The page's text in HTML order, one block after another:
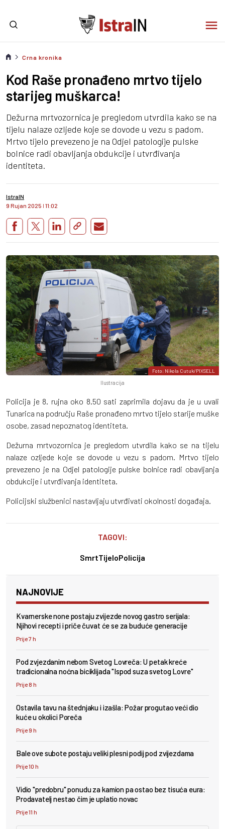
Crna kronika
Kod Raše pronađeno mrtvo tijelo
starijeg muškarca!
Dežurna mrtvozornica je pregledom utvrdila kako se na
tijelu nalaze ozljede koje se dovode u vezu s padom.
Mrtvo tijelo prevezeno je na Odjel patologije pulske
bolnice radi obavljanja obdukcije i utvrđivanja
identiteta.
IstraIN
9 Rujan 2025 I 11:02
Foto: Nikola Cutuk/PIXSELL
Ilustracija
Policija je 8. rujna oko 8.50 sati zaprimila dojavu da je u uvali
Tunarica na području Raše pronađeno mrtvo tijelo starije muške
osobe, zasad nepoznatog identiteta.
Dežurna mrtvozornica je pregledom utvrdila kako se na tijelu
nalaze ozljede koje se dovode u vezu s padom. Mrtvo tijelo
prevezeno je na Odjel patologije pulske bolnice radi obavljanja
obdukcije i utvrđivanja identiteta.
Policijski službenici nastavljaju utvrđivati okolnosti događaja.
TAGOVI:
SmrtTijeloPolicija
NAJNOVIJE
Kvarnerske none postaju zvijezde novog gastro serijala:
Njihovi recepti i priče čuvat će se za buduće generacije
Prije 7 h
Pod zvjezdanim nebom Svetog Lovreča: U petak kreće
tradicionalna noćna biciklijada "Ispod suza svetog Lovre"
Prije 8 h
Ostavila tavu na štednjaku i izašla: Požar progutao veći dio
kuće u okolici Poreča
Prije 9 h
Bale ove subote postaju veliki plesni podij pod zvijezdama
Prije 10 h
Vidio "predobru" ponudu za kamion pa ostao bez tisuća eura:
Prodavatelj nestao čim je uplatio novac
Prije 11 h